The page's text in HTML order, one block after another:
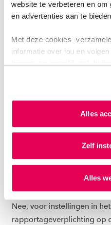
website te verbeteren en om
en advertenties aan te
Met deze cookies
informatie over jou en
website en communicatie
van jouw internetgedrag.
Als je op ‘Alles accepteren’
toestemming om cookies
gepersonaliseerde
cookiestatement. Via
instellen welke cookies we
toestemming altijd wijzigen
cookiestatement
Alles
Zelf
Alles
iedereen biedt de cursus
zeswaardenmodel biedt. In
vanuit elke professie een
duurzaamheid, dat vind ik
“Absoluut pas ik dingen uit
druk bezig me te
Europese
verplichting fasegewijs
Nee, voor instellingen in
rapportageverplichting op